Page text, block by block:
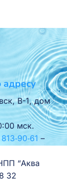
В-1, дом
мск.
–
“Аква
32